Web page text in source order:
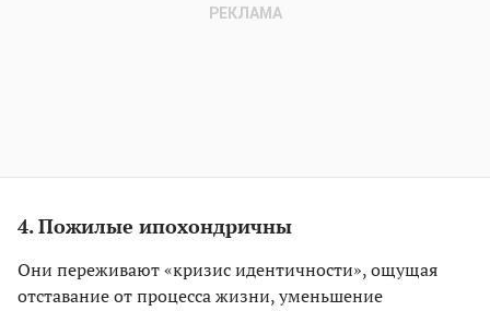
4. Пожилые ипохондричны
Они переживают «кризис идентичности», ощущая
отставание от процесса жизни, уменьшение